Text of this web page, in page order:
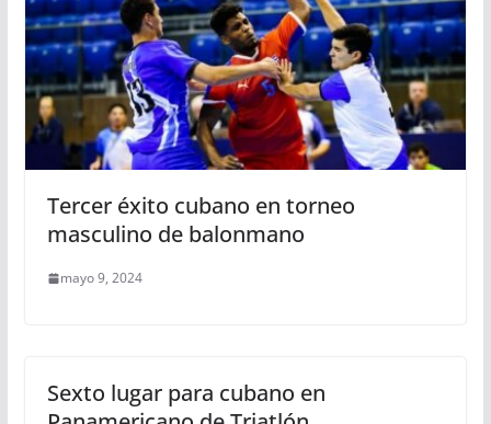
Tercer éxito cubano en torneo
masculino de balonmano
mayo 9, 2024
Sexto lugar para cubano en